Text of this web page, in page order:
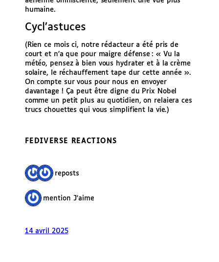
humaine.
Cycl’astuces
(Rien ce mois ci, notre rédacteur a été pris de
court et n’a que pour maigre défense : « Vu la
météo, pensez à bien vous hydrater et à la crème
solaire, le réchauffement tape dur cette année ».
On compte sur vous pour nous en envoyer
davantage ! Ça peut être digne du Prix Nobel
comme un petit plus au quotidien, on relaiera ces
trucs chouettes qui vous simplifient la vie.)
FEDIVERSE REACTIONS
2 reposts
1 mention J’aime
14 avril 2025